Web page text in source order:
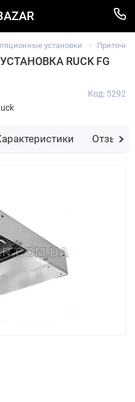
установки
RUCK FG
Код: 5292
Отзывы